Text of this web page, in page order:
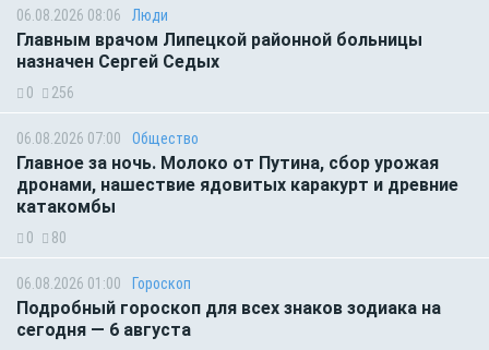
06.08.2026 08:06 Люди
Главным врачом Липецкой районной больницы
назначен Сергей Седых
0 256
06.08.2026 07:00 Общество
Главное за ночь. Молоко от Путина, сбор урожая
дронами, нашествие ядовитых каракурт и древние
катакомбы
0 80
06.08.2026 01:00 Гороскоп
Подробный гороскоп для всех знаков зодиака на
сегодня — 6 августа